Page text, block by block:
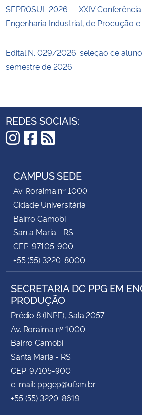
SEPROSUL 2026 — XXIV
Engenharia Industrial, de Produção
Edital N. 029/2026: seleção de
semestre de 2026
REDES SOCIAIS:
Instagram
Facebook
RSS
CAMPUS SEDE
Av. Roraima nº 1000
Cidade Universitária
Bairro Camobi
Santa Maria - RS
CEP: 97105-900
+55 (55) 3220-8000
SECRETARIA DO PPG EM
PRODUÇÃO
Prédio 8 (INPE), Sala 2057
Av. Roraima nº 1000
Bairro Camobi
Santa Maria - RS
CEP: 97105-900
e-mail: ppgep@ufsm.br
+55 (55) 3220-8619